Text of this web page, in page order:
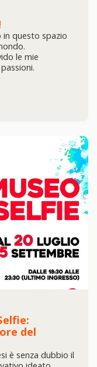
in questo spazio
le mie
del
è senza dubbio il